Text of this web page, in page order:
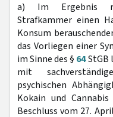
a) Im Ergebnis
Strafkammer einen
Konsum
das Vorliegen einer
im Sinne des § 64StGB
mit
psychischen
Kokain und
Beschluss vom 27.